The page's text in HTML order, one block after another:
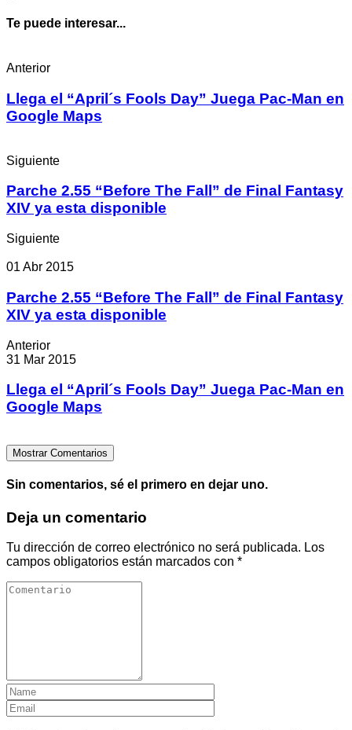
Te puede interesar...
Anterior
Llega el “April´s Fools Day” Juega Pac-Man en
Google Maps
Siguiente
Parche 2.55 “Before The Fall” de Final Fantasy
XIV ya esta disponible
Siguiente
01 Abr 2015
Parche 2.55 “Before The Fall” de Final Fantasy
XIV ya esta disponible
Anterior
31 Mar 2015
Llega el “April´s Fools Day” Juega Pac-Man en
Google Maps
Mostrar Comentarios
Sin comentarios, sé el primero en dejar uno.
Deja un comentario
Tu dirección de correo electrónico no será publicada. Los
campos obligatorios están marcados con *